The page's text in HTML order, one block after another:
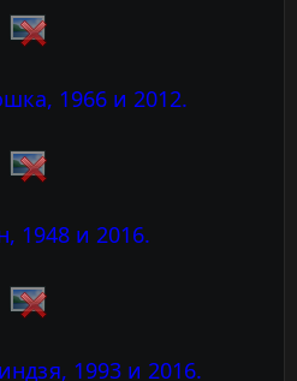
1966 и 2012.
1948 и 2016.
1993 и 2016.